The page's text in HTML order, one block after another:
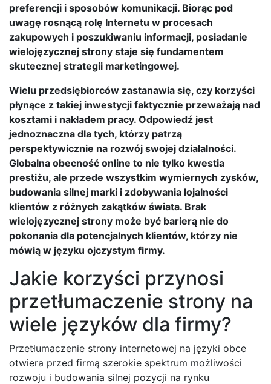
preferencji i sposobów komunikacji. Biorąc pod
uwagę rosnącą rolę Internetu w procesach
zakupowych i poszukiwaniu informacji, posiadanie
wielojęzycznej strony staje się fundamentem
skutecznej strategii marketingowej.
Wielu przedsiębiorców zastanawia się, czy korzyści
płynące z takiej inwestycji faktycznie przeważają nad
kosztami i nakładem pracy. Odpowiedź jest
jednoznaczna dla tych, którzy patrzą
perspektywicznie na rozwój swojej działalności.
Globalna obecność online to nie tylko kwestia
prestiżu, ale przede wszystkim wymiernych zysków,
budowania silnej marki i zdobywania lojalności
klientów z różnych zakątków świata. Brak
wielojęzycznej strony może być barierą nie do
pokonania dla potencjalnych klientów, którzy nie
mówią w języku ojczystym firmy.
Jakie korzyści przynosi
przetłumaczenie strony na
wiele języków dla firmy?
Przetłumaczenie strony internetowej na języki obce
otwiera przed firmą szerokie spektrum możliwości
rozwoju i budowania silnej pozycji na rynku